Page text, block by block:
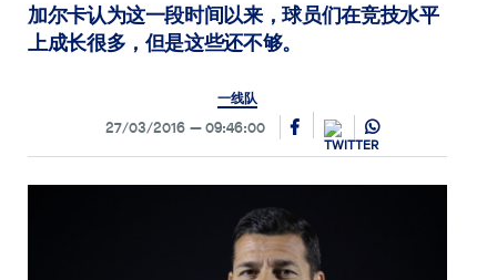
加尔卡认为这一段时间以来，球员们在竞技水平
上成长很多，但是这些还不够。
一线队
27/03/2016 09:46:00